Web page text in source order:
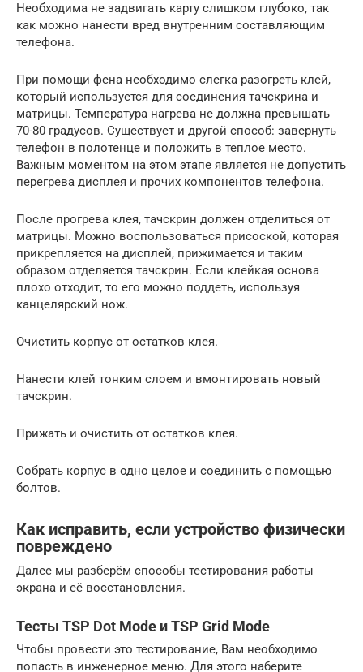
Необходима не задвигать карту слишком глубоко, так
как можно нанести вред внутренним составляющим
телефона.
При помощи фена необходимо слегка разогреть клей,
который используется для соединения тачскрина и
матрицы. Температура нагрева не должна превышать
70-80 градусов. Существует и другой способ: завернуть
телефон в полотенце и положить в теплое место.
Важным моментом на этом этапе является не допустить
перегрева дисплея и прочих компонентов телефона.
После прогрева клея, тачскрин должен отделиться от
матрицы. Можно воспользоваться присоской, которая
прикрепляется на дисплей, прижимается и таким
образом отделяется тачскрин. Если клейкая основа
плохо отходит, то его можно поддеть, используя
канцелярский нож.
Очистить корпус от остатков клея.
Нанести клей тонким слоем и вмонтировать новый
тачскрин.
Прижать и очистить от остатков клея.
Собрать корпус в одно целое и соединить с помощью
болтов.
Как исправить, если устройство физически
повреждено
Далее мы разберём способы тестирования работы
экрана и её восстановления.
Тесты TSP Dot Mode и TSP Grid Mode
Чтобы провести это тестирование, Вам необходимо
попасть в инженерное меню. Для этого наберите